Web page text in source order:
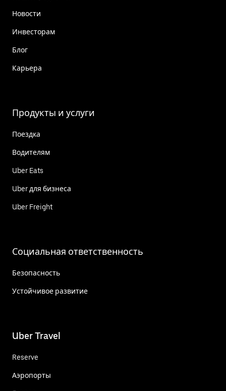
Новости
Инвесторам
Блог
Карьера
Продукты и услуги
Поездка
Водителям
Uber Eats
Uber для бизнеса
Uber Freight
Социальная ответственность
Безопасность
Устойчивое развитие
Uber Travel
Reserve
Аэропорты